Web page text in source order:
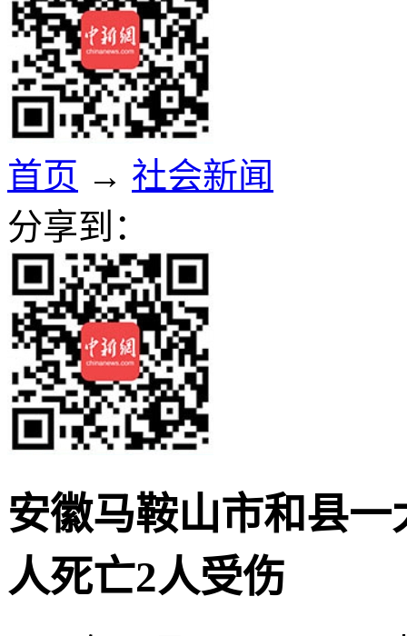
首页 → 社会新闻
分享到：
安徽马鞍山市和县
人死亡2人受伤